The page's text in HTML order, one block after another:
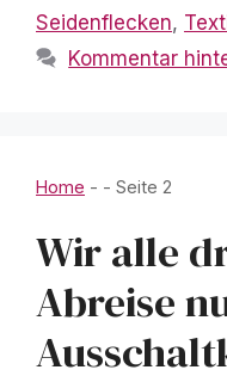
Seidenflecken,
Kommentar
Home - - Seite 2
Wir alle
Abreise